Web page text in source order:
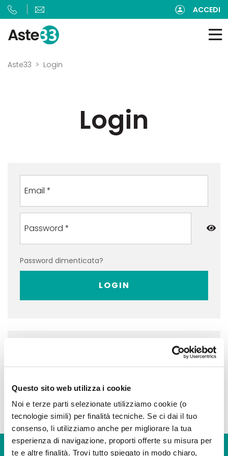
Questo sito web utilizza i cookie
Noi e terze parti selezionate utilizziamo cookie (o
tecnologie simili) per finalità tecniche. Se ci dai il tuo
consenso, li utilizziamo anche per migliorare la tua
esperienza di navigazione, proporti offerte su misura per
te e altre finalità. Trovi tutto spiegato in modo chiaro,
ACCEDI
Aste33 Login
Login
Password dimenticata?
LOGIN